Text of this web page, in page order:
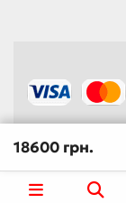
18600 грн.